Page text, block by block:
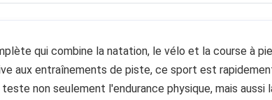
qui combine la natation, le vélo et la course à
aux entraînements de piste, ce sport est
non seulement l'endurance physique, mais